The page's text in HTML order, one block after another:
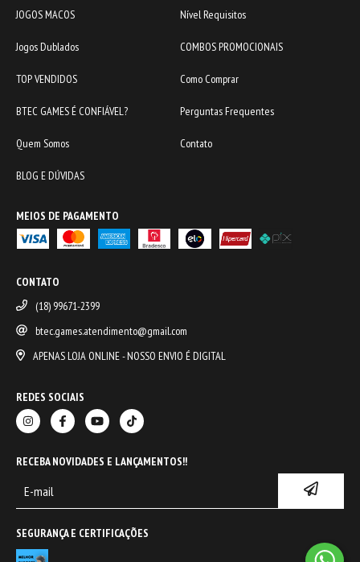
JOGOS MACOS Nível Requisitos
Jogos Dublados COMBOS PROMOCIONAIS
TOP VENDIDOS Como Comprar
BTEC GAMES É CONFIÁVEL? Perguntas Frequentes
Quem Somos Contato
BLOG E DÚVIDAS
MEIOS DE PAGAMENTO
CONTATO
(18) 99671-2399
btec.games.atendimento@gmail.com
APENAS LOJA ONLINE - NOSSO ENVIO É DIGITAL
REDES SOCIAIS
RECEBA NOVIDADES E LANÇAMENTOS!!
SEGURANÇA E CERTIFICAÇÕES